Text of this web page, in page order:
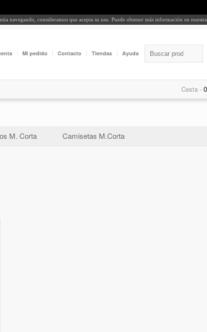
navegando, consideramos que acepta su uso. Puede obtener más información en nuestra
Mi pedido Contacto Tiendas Ayuda
Cesta -
M. Corta Camisetas M.Corta